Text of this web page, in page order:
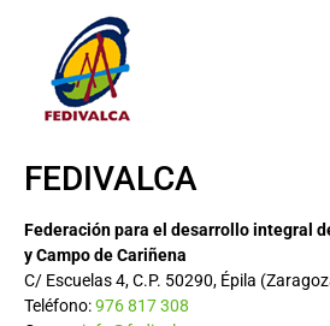
FEDIVALCA
Federación para el desarrollo integral
y Campo de Cariñena
C/ Escuelas 4, C.P. 50290, Épila
Teléfono:976 817 308